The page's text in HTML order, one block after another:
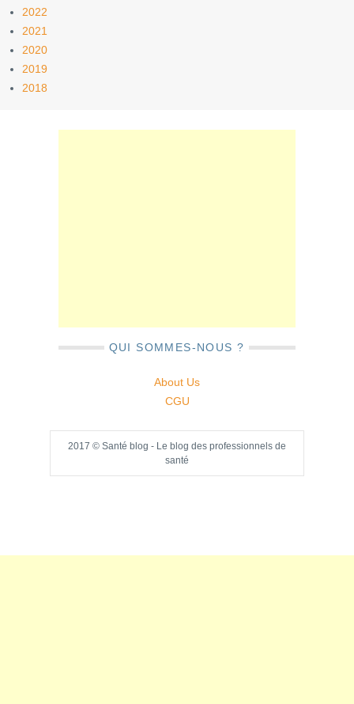
2022
2021
2020
2019
2018
QUI SOMMES-NOUS ?
About Us
CGU
2017 © Santé blog - Le blog des professionnels de
santé